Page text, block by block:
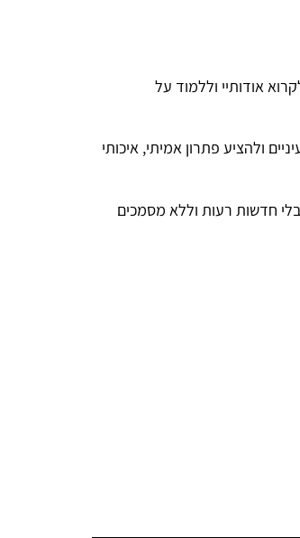
זה תוכלו לקרוא אודותיי וללמוד על
ולהציע פתרון אמיתי, איכותי
חדשות רעות וללא מסמכים